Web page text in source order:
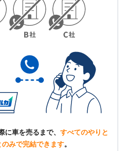
に車を売るまで、 すべてのやりと
のみで完結できます。